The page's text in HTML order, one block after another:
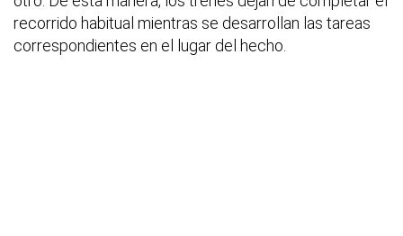
recorrido habitual mientras se desarrollan las tareas
correspondientes en el lugar del hecho.